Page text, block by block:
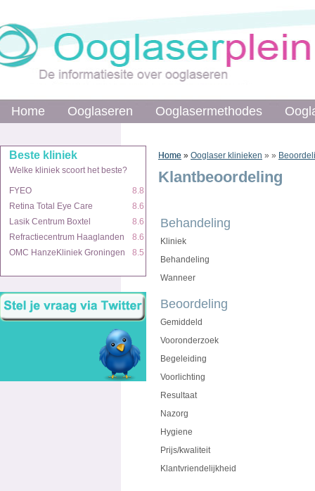
Home Ooglaseren Ooglasermethodes
Beste kliniek
Welke kliniek scoort het beste?
FYEO
8.8
Retina Total Eye Care
8.6
Lasik Centrum Boxtel
8.6
Refractiecentrum Haaglanden
8.6
OMC HanzeKliniek Groningen
8.5
Home »
Home Ooglaseren Ooglasermethodes
Beste kliniek
Welke kliniek scoort het beste?
FYEO
8.8
Retina Total Eye Care
8.6
Lasik Centrum Boxtel
8.6
Refractiecentrum Haaglanden
8.6
OMC HanzeKliniek Groningen
8.5
Home » Ooglaser klinieken » »
Klantbeoordeling
Behandeling
Kliniek
Behandeling
Wanneer
Beoordeling
Gemiddeld
Vooronderzoek
Begeleiding
Voorlichting
Resultaat
Nazorg
Hygiene
Prijs/kwaliteit
Klantvriendelijkheid